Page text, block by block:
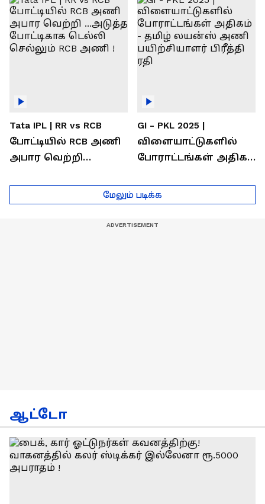
கேப்டன் சுமன்குர்ஜார்
Tata IPL | RR vs RCB
போட்டியில் RCB அணி
அபார வெற்றி
டெல்லி செல்லும் RCB
அணி !
GI - PKL 2025 |
விளையாட்டுகளில்
போராட்டங்கள் அதிகம்
பயிற்சியாளர் பிரீத்தி
ரதி
மேலும் படிக்க
ஆட்டோ